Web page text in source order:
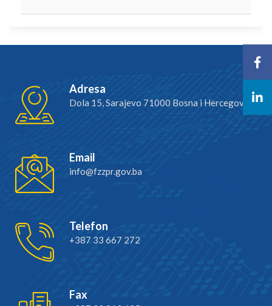
Adresa
Dola 15, Sarajevo 71000 Bosna i Hercegovina
Email
info@fzzpr.gov.ba
Telefon
+387 33 667 272
Fax